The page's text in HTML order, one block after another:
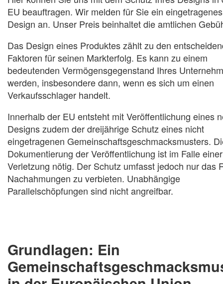
EU beauftragen. Wir melden für Sie ein eingetragenes
Design an. Unser Preis beinhaltet die amtlichen
Das Design eines Produktes zählt zu den
Faktoren für seinen Markterfolg. Es kann zu einem
bedeutenden Vermögensgegenstand Ihres
werden, insbesondere dann, wenn es sich um einen
Verkaufsschlager handelt.
Innerhalb der EU entsteht mit Veröffentlichung eines
Designs zudem der dreijährige Schutz eines nicht
eingetragenen Gemeinschaftsgeschmacksmusters.
Dokumentierung der Veröffentlichung ist im Falle einer
Verletzung nötig. Der Schutz umfasst jedoch nur das
Nachahmungen zu verbieten. Unabhängige
Parallelschöpfungen sind nicht angreifbar.
Grundlagen: Ein